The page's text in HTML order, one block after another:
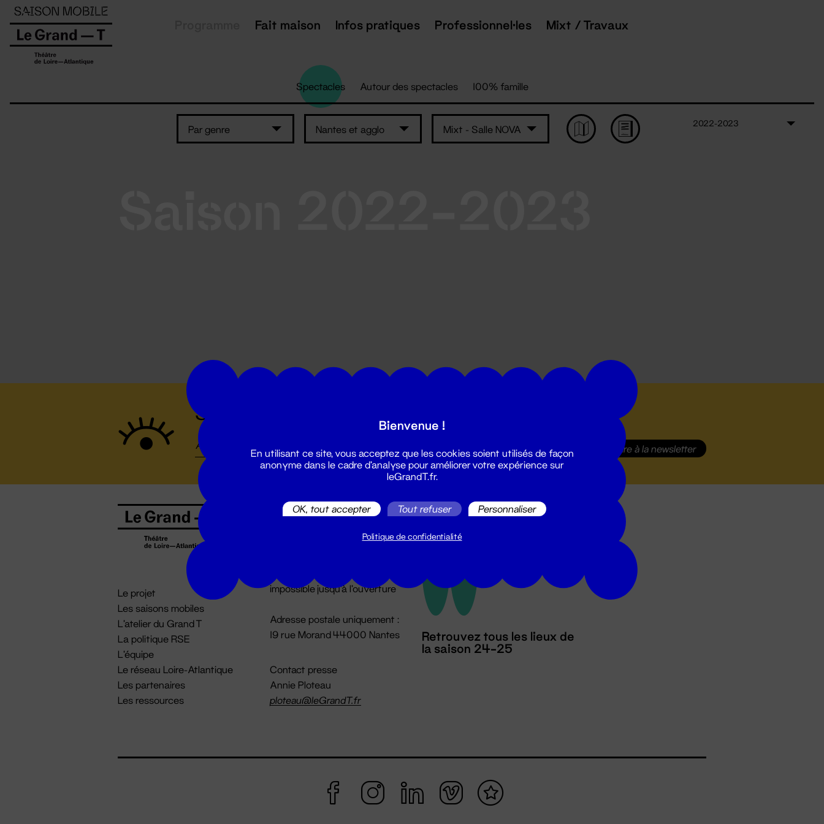
Fait maison Infos pratiques Professionnel·les Mixt / Travaux
Spectacles Autour des spectacles 100% famille
Par genre Nantes et agglo Mixt - Salle NOVA
2022-2023
Suivez toutes les actualités du Grand T :
S'inscrire à la newsletter
Le projet
Les saisons mobiles
L'atelier du Grand T
La politique RSE
L'équipe
Le réseau Loire-Atlantique
Les partenaires
Les ressources
Billetterie
billetterie@leGrandT.fr
impossible jusqu'à l'ouverture
Adresse postale uniquement :
19 rue Morand 44000 Nantes
Contact presse
Annie Ploteau
ploteau@leGrandT.fr
Retrouvez tous les lieux de
la saison 24-25
Panneau de gestion des cookies
Bienvenue !
En utilisant ce site, vous acceptez que les cookies soient utilisés de façon
anonyme dans le cadre d'analyse pour améliorer votre expérience sur
leGrandT.fr.
OK, tout accepter Tout refuser Personnaliser
Politique de confidentialité